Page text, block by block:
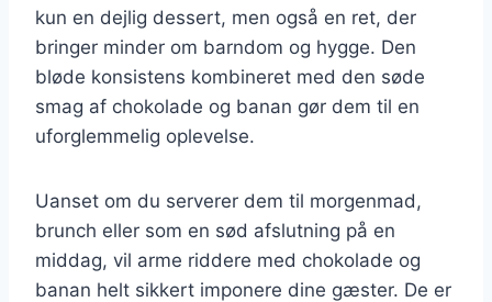
kun en dejlig dessert, men også en ret, der
bringer minder om barndom og hygge. Den
bløde konsistens kombineret med den søde
smag af chokolade og banan gør dem til en
uforglemmelig oplevelse.
Uanset om du serverer dem til morgenmad,
brunch eller som en sød afslutning på en
middag, vil arme riddere med chokolade og
banan helt sikkert imponere dine gæster. De er